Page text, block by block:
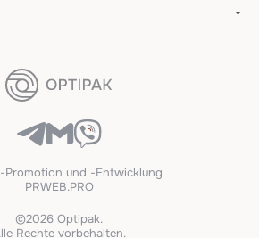
Promotion und -Entwicklung
PRWEB.PRO
©2026 Optipak.
Rechte vorbehalten.